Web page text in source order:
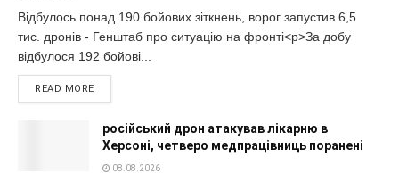
Відбулось понад 190 бойових зіткнень, ворог запустив 6,5
тис. дронів - Генштаб про ситуацію на фронті<p>За добу
відбулося 192 бойові...
READ MORE
російський дрон атакував лікарню в
Херсоні, четверо медпрацівниць поранені
08.08.2026